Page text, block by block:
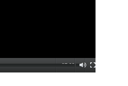
07:09